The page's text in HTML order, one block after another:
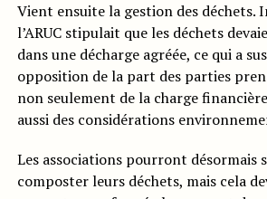
Vient ensuite la gestion des déchets.
l’ARUC stipulait que les déchets
dans une décharge agréée, ce qui a
opposition de la part des parties
non seulement de la charge
aussi des considérations
Les associations pourront désormais
composter leurs déchets, mais cela